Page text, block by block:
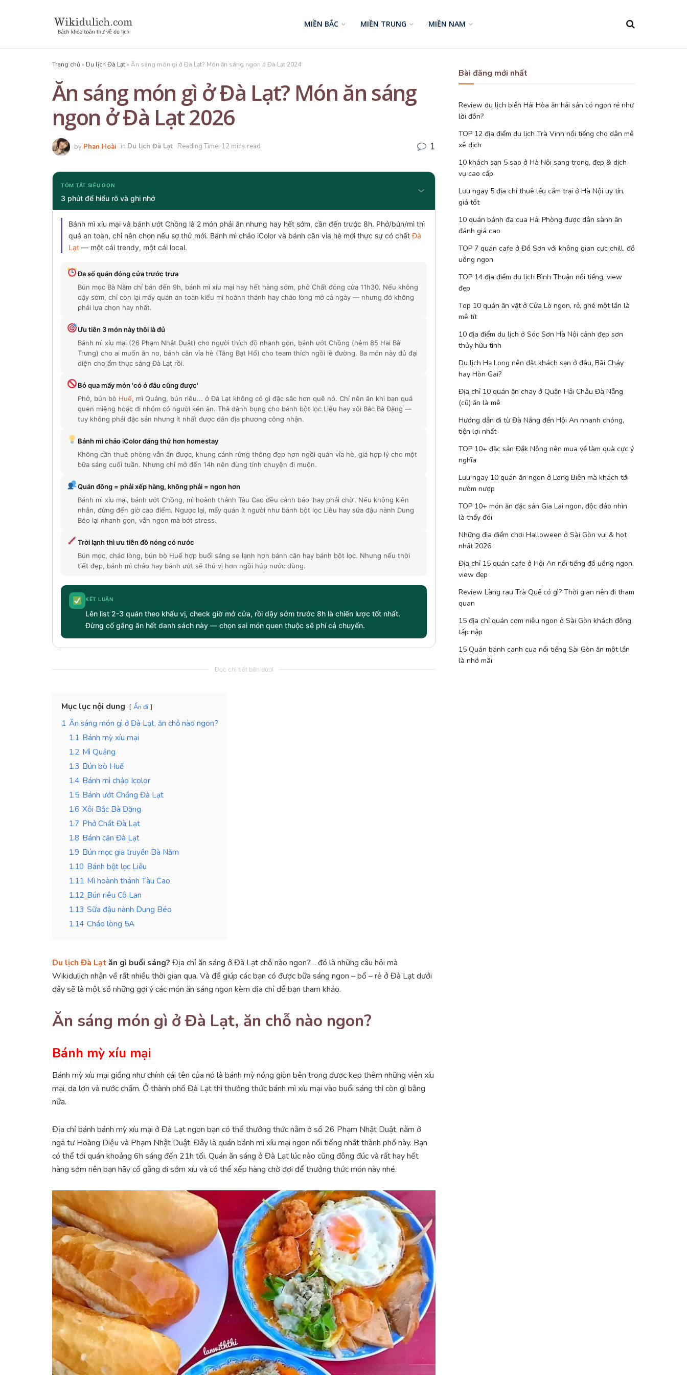
MIỀN BẮC MIỀN TRUNG MIỀN NAM
Trang chủ » Du lịch Đà Lạt »Ăn sáng món gì ở Đà Lạt? Món ăn sáng ngon ở Đà Lạt 2024
Ăn sáng món gì ở Đà Lạt? Món ăn sáng
ngon ở Đà Lạt 2026
by Phan Hoài in Du lịch Đà Lạt Reading Time: 12 mins read 1
TÓM TẮT SIÊU GỌN
3 phút để hiểu rõ và ghi nhớ
Bánh mì xíu mại và bánh ướt Chồng là 2 món phải ăn nhưng hay hết sớm, cần đến trước 8h. Phở/bún/mì thì
quá an toàn, chỉ nên chọn nếu sợ thử mới. Bánh mì chảo iColor và bánh căn vỉa hè mới thực sự có chấtĐà
Lạt — một cái trendy, một cái local.
Đa số quán đóng cửa trước trưa
Bún mọc Bà Năm chỉ bán đến 9h, bánh mì xíu mại hay hết hàng sớm, phở Chất đóng cửa 11h30. Nếu không
dậy sớm, chỉ còn lại mấy quán an toàn kiểu mì hoành thánh hay cháo lòng mở cả ngày — nhưng đó không
phải lựa chọn hay nhất.
Ưu tiên 3 món này thôi là đủ
Bánh mì xíu mại (26 Phạm Nhật Duật) cho người thích đồ nhanh gọn, bánh ướt Chồng (hẻm 85 Hai Bà
Trưng) cho ai muốn ăn no, bánh căn vỉa hè (Tăng Bạt Hổ) cho team thích ngồi lề đường. Ba món này đủ đại
diện cho ẩm thực sáng Đà Lạt rồi.
Bỏ qua mấy món 'có ở đâu cũng được'
Phở, bún bò Huế, mì Quảng, bún riêu... ở Đà Lạt không có gì đặc sắc hơn quê nó. Chỉ nên ăn khi bạn quá
quen miệng hoặc đi nhóm có người kén ăn. Thà dành bụng cho bánh bột lọc Liễu hay xôi Bắc Bà Đặng —
tuy không phải đặc sản nhưng ít nhất được dân địa phương công nhận.
Bánh mì chảo iColor đáng thử hơn homestay
Không cần thuê phòng vẫn ăn được, khung cảnh rừng thông đẹp hơn ngồi quán vỉa hè, giá hợp lý cho một
bữa sáng cuối tuần. Nhưng chỉ mở đến 14h nên đừng tính chuyện đi muộn.
Quán đông = phải xếp hàng, không phải = ngon hơn
Bánh mì xíu mại, bánh ướt Chồng, mì hoành thánh Tàu Cao đều cảnh báo 'hay phải chờ'. Nếu không kiên
nhẫn, đừng đến giờ cao điểm. Ngược lại, mấy quán ít người như bánh bột lọc Liễu hay sữa đậu nành Dung
Béo lại nhanh gọn, vẫn ngon mà bớt stress.
Trời lạnh thì ưu tiên đồ nóng có nước
Bún mọc, cháo lòng, bún bò Huế hợp buổi sáng se lạnh hơn bánh căn hay bánh bột lọc. Nhưng nếu thời
tiết đẹp, bánh mì chảo hay bánh ướt sẽ thú vị hơn ngồi húp nước dùng.
KẾT LUẬN
Lên list 2-3 quán theo khẩu vị, check giờ mở cửa, rồi dậy sớm trước 8h là chiến lược tốt nhất.
Đừng cố gắng ăn hết danh sách này — chọn sai món quen thuộc sẽ phí cả chuyến.
Đọc chi tiết bên dưới
Mục lục nội dung Ẩn đi
1 Ăn sáng món gì ở Đà Lạt, ăn chỗ nào ngon?
1.1 Bánh mỳ xíu mại
1.2 Mì Quảng
1.3 Bún bò Huế
1.4 Bánh mì chảo Icolor
1.5 Bánh ướt Chồng Đà Lạt
1.6 Xôi Bắc Bà Đặng
1.7 Phở Chất Đà Lạt
1.8 Bánh căn Đà Lạt
1.9 Bún mọc gia truyền Bà Năm
1.10 Bánh bột lọc Liễu
1.11 Mì hoành thánh Tàu Cao
1.12 Bún riêu Cô Lan
1.13 Sữa đậu nành Dung Béo
1.14 Cháo lòng 5A
Du lịch Đà Lạt ăn gì buổi sáng? Địa chỉ ăn sáng ở Đà Lạt chỗ nào ngon?… đó là những câu hỏi mà
Wikidulich nhận về rất nhiều thời gian qua. Và để giúp các bạn có được bữa sáng ngon – bổ – rẻ ở Đà Lạt dưới
đây sẽ là một số những gợi ý các món ăn sáng ngon kèm địa chỉ để bạn tham khảo.
Ăn sáng món gì ở Đà Lạt, ăn chỗ nào ngon?
Bánh mỳ xíu mại
Bánh mỳ xíu mại giống như chính cái tên của nó là bánh mỳ nóng giòn bên trong được kẹp thêm những viên xíu
mại, da lợn và nước chấm. Ở thành phố Đà Lạt thì thưởng thức bánh mì xíu mại vào buổi sáng thì còn gì bằng
nữa.
Địa chỉ bánh bánh mỳ xíu mại ở Đà Lạt ngon bạn có thể thưởng thức nằm ở số 26 Phạm Nhật Duật, nằm ở
ngã tư Hoàng Diệu và Phạm Nhật Duật. Đây là quán bánh mì xíu mại ngon nổi tiếng nhất thành phố này. Bạn
có thể tới quán khoảng 6h sáng đến 21h tối. Quán ăn sáng ở Đà Lạt lúc nào cũng đông đúc và rất hay hết
hàng sớm nên bạn hãy cố gắng đi sớm xíu và có thể xếp hàng chờ đợi để thưởng thức món này nhé.
Bài đăng mới nhất
Review du lịch biển Hải Hòa ăn hải sản có ngon rẻ như
lời đồn?
TOP 12 địa điểm du lịch Trà Vinh nổi tiếng cho dân mê
xê dịch
10 khách sạn 5 sao ở Hà Nội sang trọng, đẹp & dịch
vụ cao cấp
Lưu ngay 5 địa chỉ thuê lều cắm trại ở Hà Nội uy tín,
giá tốt
10 quán bánh đa cua Hải Phòng được dân sành ăn
đánh giá cao
TOP 7 quán cafe ở Đồ Sơn với không gian cực chill, đồ
uống ngon
TOP 14 địa điểm du lịch Bình Thuận nổi tiếng, view
đẹp
Top 10 quán ăn vặt ở Cửa Lò ngon, rẻ, ghé một lần là
mê tít
10 địa điểm du lịch ở Sóc Sơn Hà Nội cảnh đẹp sơn
thủy hữu tình
Du lịch Hạ Long nên đặt khách sạn ở đâu, Bãi Cháy
hay Hòn Gai?
Địa chỉ 10 quán ăn chay ở Quận Hải Châu Đà Nẵng
(cũ) ăn là mê
Hướng dẫn đi từ Đà Nẵng đến Hội An nhanh chóng,
tiện lợi nhất
TOP 10+ đặc sản Đắk Nông nên mua về làm quà cực ý
nghĩa
Lưu ngay 10 quán ăn ngon ở Long Biên mà khách tới
nườm nượp
TOP 10+ món ăn đặc sản Gia Lai ngon, độc đáo nhìn
là thấy đói
Những địa điểm chơi Halloween ở Sài Gòn vui & hot
nhất 2026
Địa chỉ 15 quán cafe ở Hội An nổi tiếng đồ uống ngon,
view đẹp
Review Làng rau Trà Quế có gì? Thời gian nên đi tham
quan
15 địa chỉ quán cơm niêu ngon ở Sài Gòn khách đông
tấp nập
15 Quán bánh canh cua nổi tiếng Sài Gòn ăn một lần
là nhớ mãi